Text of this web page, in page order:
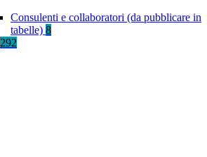
Consulenti e collaboratori (da pubblicare in
tabelle) 8
292